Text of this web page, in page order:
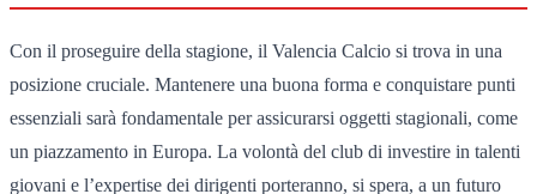
Con il proseguire della stagione, il Valencia Calcio si trova in una
posizione cruciale. Mantenere una buona forma e conquistare punti
essenziali sarà fondamentale per assicurarsi oggetti stagionali, come
un piazzamento in Europa. La volontà del club di investire in talenti
giovani e l’expertise dei dirigenti porteranno, si spera, a un futuro